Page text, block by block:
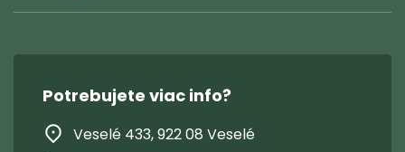
Potrebujete viac info?
Veselé 433, 922 08 Veselé